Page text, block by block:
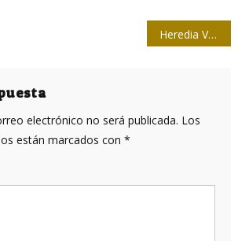
Heredia Vs. Adams
electrónico no será publicada. Los
están marcados con *